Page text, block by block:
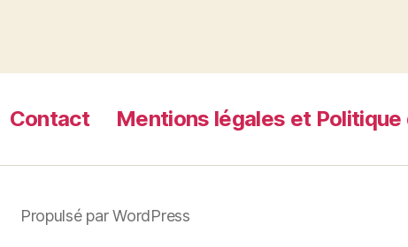
Contact Mentions légales et
Propulsé par WordPress